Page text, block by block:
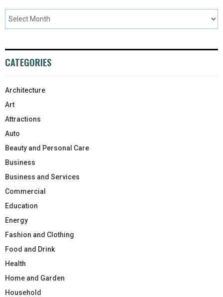
CATEGORIES
Architecture
Art
Attractions
Auto
Beauty and Personal Care
Business
Business and Services
Commercial
Education
Energy
Fashion and Clothing
Food and Drink
Health
Home and Garden
Household